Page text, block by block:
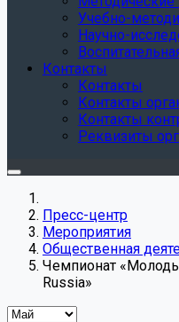
Учебно-
Научно-
Контакты
Контакты
Контакты
Контакты
Реквизиты
Пресс-центр
Мероприятия
Общественная
Чемпионат
Russia»